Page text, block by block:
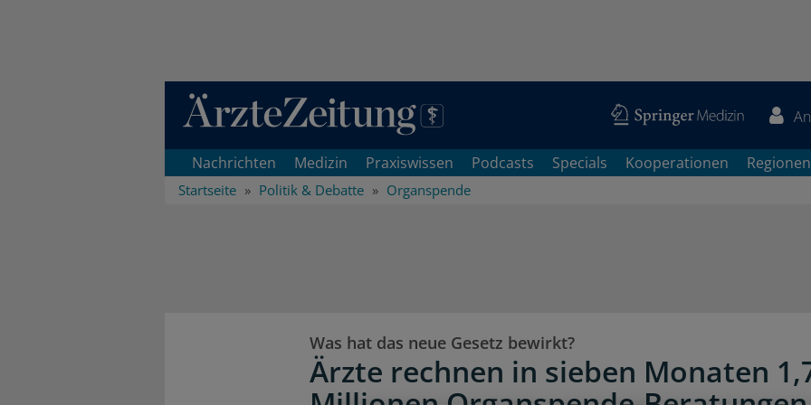
Direkt zum Inhaltsbereich
Nachrichten Medizin Praxiswissen Podcasts Specials Kooperationen Regionen
Startseite Politik & Debatte Organspende
Was hat das neue Gesetz bewirkt?
Ärzte rechnen in sieben Monaten